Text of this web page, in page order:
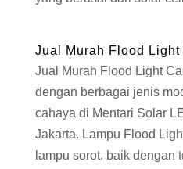
Jual Murah Flood
Jual Murah Flood Light
dengan berbagai jenis
cahaya di Mentari Solar
Jakarta. Lampu Flood
lampu sorot, baik dengan